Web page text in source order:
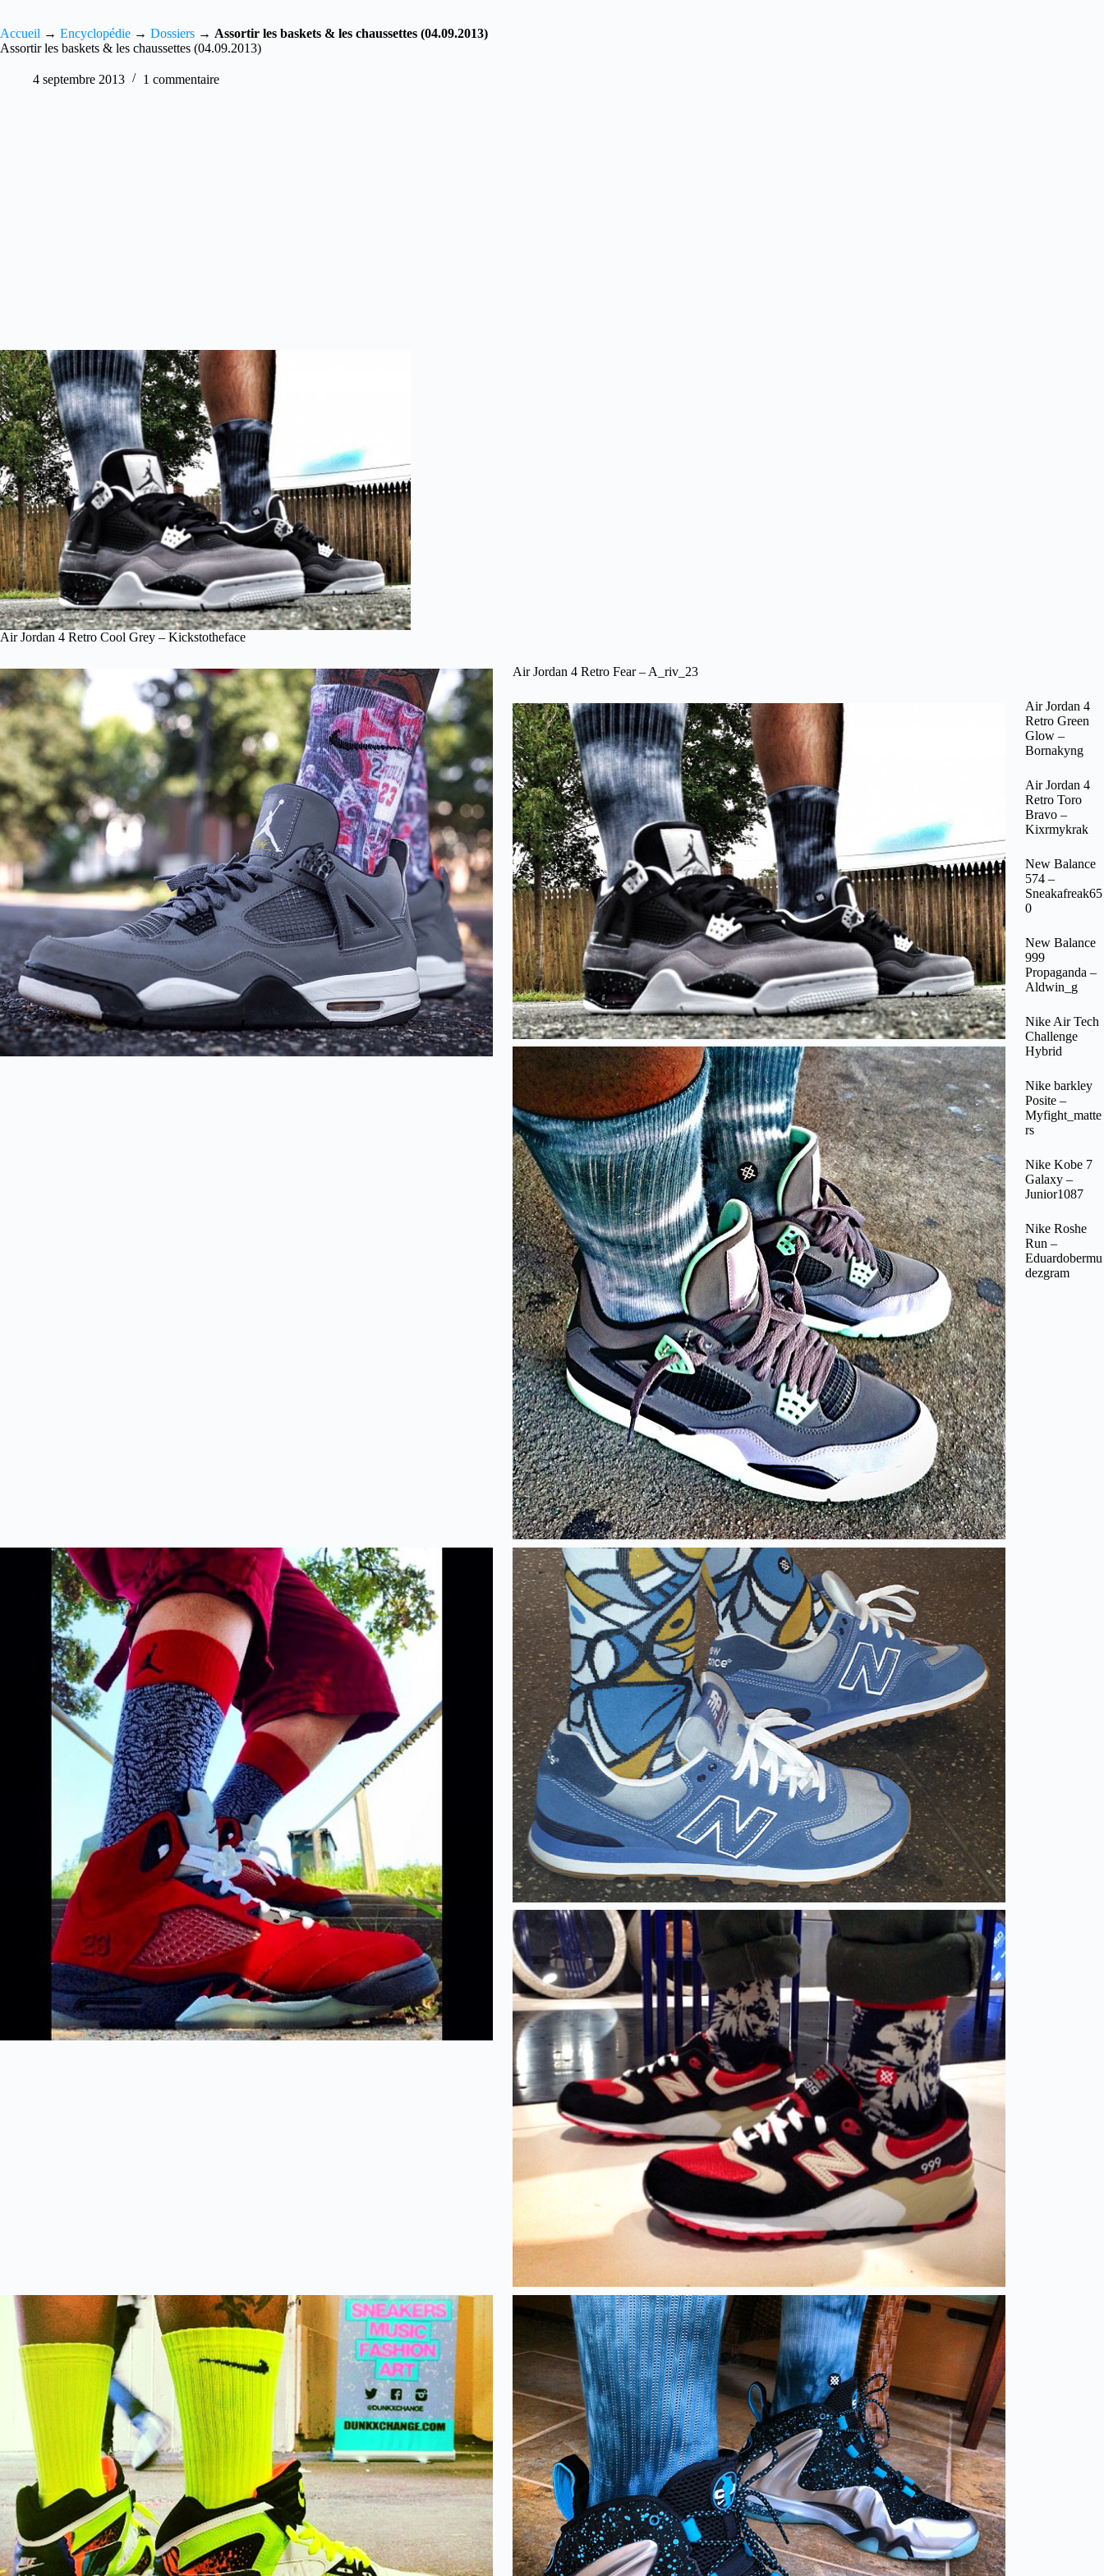
Accueil → Encyclopédie → Dossiers → Assortir les baskets & les chaussettes (04.09.2013)
Assortir les baskets & les chaussettes (04.09.2013)
4 septembre 2013 1 commentaire
Air Jordan 4 Retro Cool Grey – Kickstotheface
Air Jordan 4 Retro Fear – A_riv_23
Air Jordan 4
Retro Green
Glow –
Bornakyng
Air Jordan 4
Retro Toro
Bravo –
Kixrmykrak
New Balance
574 –
Sneakafreak65
0
New Balance
999
Propaganda –
Aldwin_g
Nike Air Tech
Challenge
Hybrid
Nike barkley
Posite –
Myfight_matte
rs
Nike Kobe 7
Galaxy –
Junior1087
Nike Roshe
Run –
Eduardobermu
dezgram